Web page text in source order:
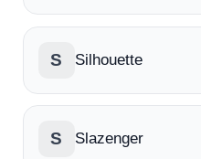
S Silhouette
S Slazenger